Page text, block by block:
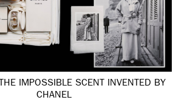
IMPOSSIBLE SCENT INVENTED BY
CHANEL